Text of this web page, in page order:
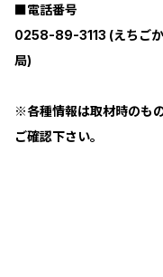
■電話番号
0258-89-3113 (えちごか
局)
※各種情報は取材時のも
ご確認下さい。